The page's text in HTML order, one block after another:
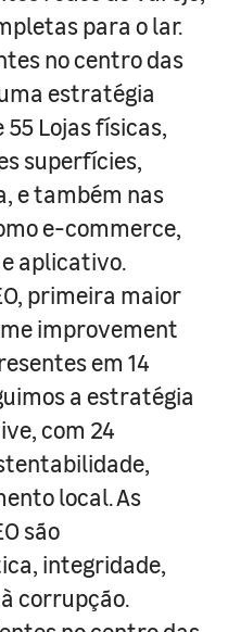
para o lar.
no centro das
estratégia
Lojas físicas,
superfícies,
e também nas
e-commerce,
aplicativo.
primeira maior
improvement
em 14
a estratégia
com 24
local. As
são
integridade,
corrupção.